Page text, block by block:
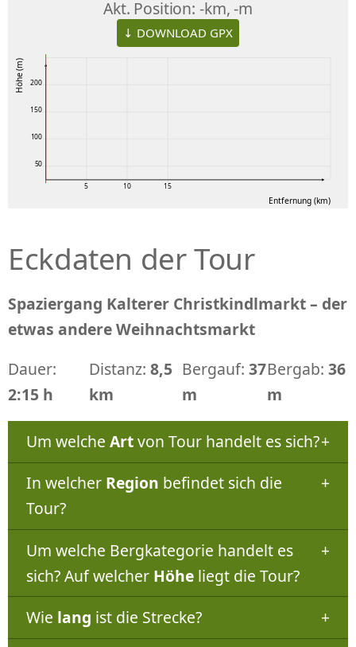
Akt. Position: -km, -m
↓ DOWNLOAD GPX
50
100
150
200
5 10 15
Entfernung (km)
Höhe (m)
Eckdaten der Tour
Spaziergang Kalterer Christkindlmarkt – der
etwas andere Weihnachtsmarkt
Dauer:
2:15 h
Distanz: 8,5
km
Bergauf: 37
m
Bergab:36
m
Um welche Artvon Tour handelt es sich?
In welcher Region befindet sich die
Tour?
Um welche Bergkategorie handelt es
sich? Auf welcher Höheliegt die Tour?
Wie lang ist die Strecke?